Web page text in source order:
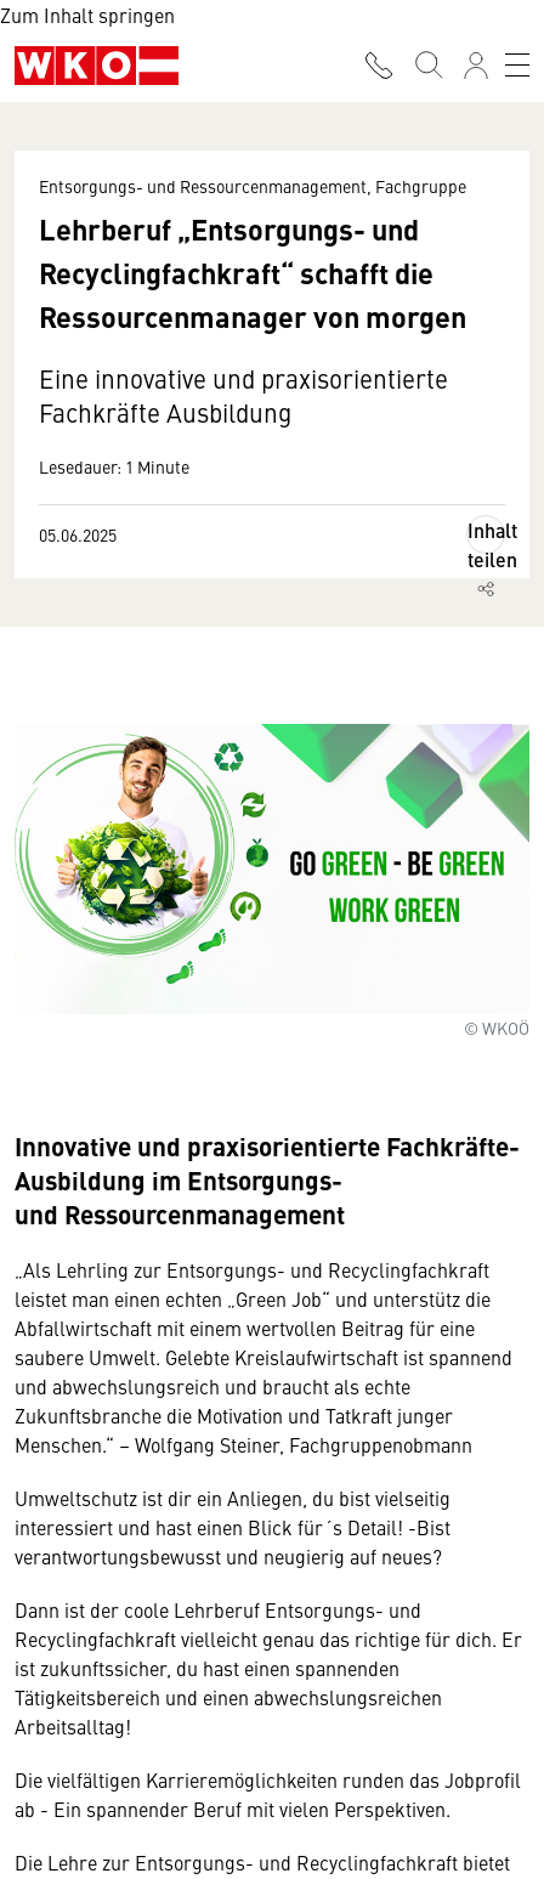
Zum Inhalt springen
Entsorgungs- und Ressourcenmanagement, Fachgruppe
Lehrberuf „Entsorgungs- und
Recyclingfachkraft“ schafft die
Ressourcenmanager von morgen
Eine innovative und praxisorientierte
Fachkräfte Ausbildung
Lesedauer: 1 Minute
05.06.2025
Inhalt
teilen
© WKOÖ
Innovative und praxisorientierte Fachkräfte-
Ausbildung im Entsorgungs-
und Ressourcenmanagement
„Als Lehrling zur Entsorgungs- und Recyclingfachkraft
leistet man einen echten „Green Job“ und unterstütz die
Abfallwirtschaft mit einem wertvollen Beitrag für eine
saubere Umwelt. Gelebte Kreislaufwirtschaft ist spannend
und abwechslungsreich und braucht als echte
Zukunftsbranche die Motivation und Tatkraft junger
Menschen.“ – Wolfgang Steiner, Fachgruppenobmann
Umweltschutz ist dir ein Anliegen, du bist vielseitig
interessiert und hast einen Blick für´s Detail! -Bist
verantwortungsbewusst und neugierig auf neues?
Dann ist der coole Lehrberuf Entsorgungs- und
Recyclingfachkraft vielleicht genau das richtige für dich. Er
ist zukunftssicher, du hast einen spannenden
Tätigkeitsbereich und einen abwechslungsreichen
Arbeitsalltag!
Die vielfältigen Karrieremöglichkeiten runden das Jobprofil
ab - Ein spannender Beruf mit vielen Perspektiven.
Die Lehre zur Entsorgungs- und Recyclingfachkraft bietet
Wir benötigen Ihre Zustimmung